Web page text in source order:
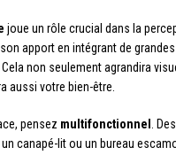
joue un rôle crucial dans la
apport en intégrant de
non seulement agrandira
aussi votre bien-être.
pensez multifonctionnel
.
canapé-lit ou un bureau